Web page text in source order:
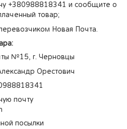
+380988818341 и сообщите о
товар;
Новая Почта.
№15, г. Черновцы
Орестович
почту
посылки